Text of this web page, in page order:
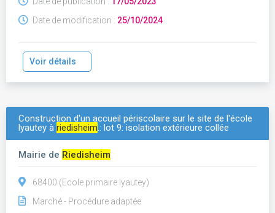
Date de modification : 25/10/2024
Voir détails
Construction d'un accueil périscolaire sur le site de l'école
lyautey à riedisheim.: lot 9: isolation extérieure collée
Mairie de Riedisheim
68400 (Ecole primaire lyautey)
Marché - Procédure adaptée